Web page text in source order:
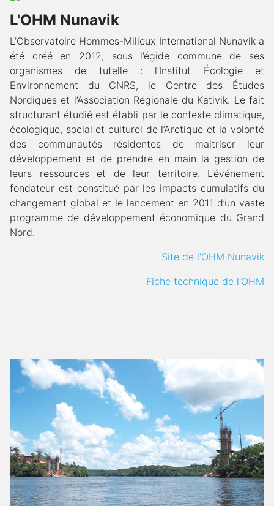
L'OHM Nunavik
L’Observatoire Hommes-Milieux International Nunavik a
été créé en 2012, sous l’égide commune de ses
organismes de tutelle : l’Institut Écologie et
Environnement du CNRS, le Centre des Études
Nordiques et l’Association Régionale du Kativik. Le fait
structurant étudié est établi par le contexte climatique,
écologique, social et culturel de l’Arctique et la volonté
des communautés résidentes de maitriser leur
développement et de prendre en main la gestion de
leurs ressources et de leur territoire. L’événement
fondateur est constitué par les impacts cumulatifs du
changement global et le lancement en 2011 d’un vaste
programme de développement économique du Grand
Nord.
Site de l'OHM Nunavik
Fiche technique de l'OHM